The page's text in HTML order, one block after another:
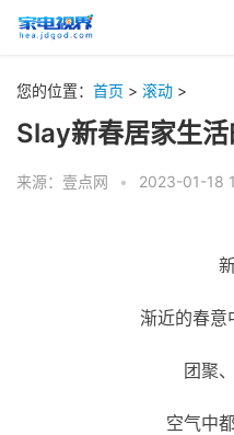
您的位置： 首页 > 滚动 >
Slay新春居家生活
来源：壹点网 • 2023-01-18
渐近的春意
团聚
空气中